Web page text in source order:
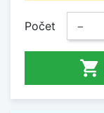
Počet −
